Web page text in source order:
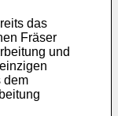
das
Fräser
und
dem